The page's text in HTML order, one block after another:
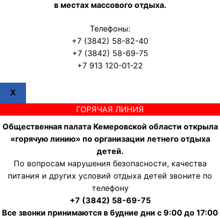
в местах массового отдыха.
Телефоны:
+7 (3842) 58-82-40
+7 (3842) 58-69-75
+7 913 120-01-22
X
ГОРЯЧАЯ ЛИНИЯ
Общественная палата Кемеровской области открыла
«горячую линию» по организации летнего отдыха
детей.
По вопросам нарушения безопасности, качества
питания и других условий отдыха детей звоните по
телефону
+7 (3842) 58-69-75
Все звонки принимаются в будние дни с 9:00 до 17:00